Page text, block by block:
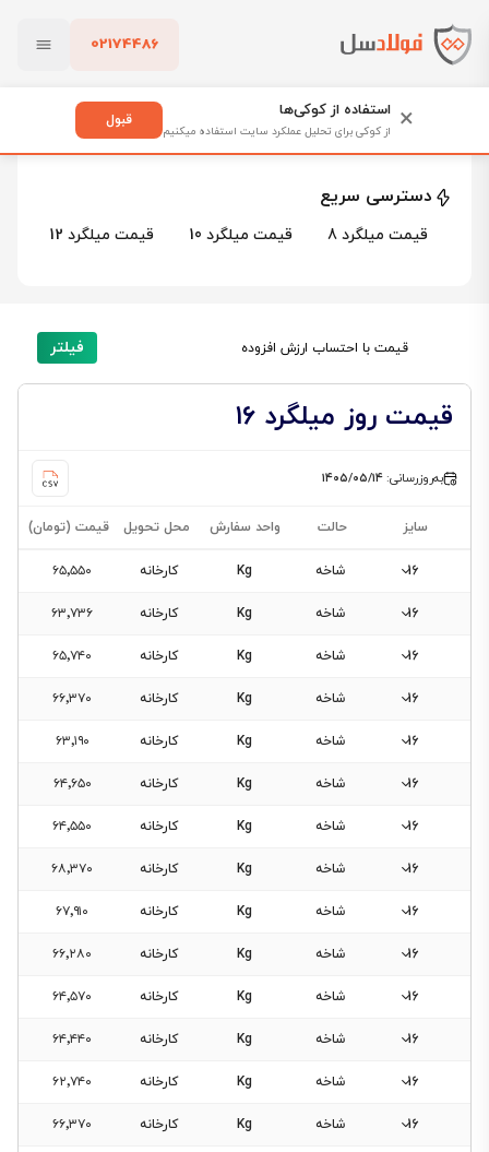
02174486
پاک کردن
فولادسل قیمت میلگرد ۱۶
قیمت میلگرد ۱۶
دسترسی سریع
قیمت میلگرد 8 قیمت میلگرد 10 قیمت میلگرد 12
قیمت با احتساب ارزش افزوده فیلتر
دسته‌بندی
ندارد.
قیمت روز میلگرد ۱۶
به‌روزرسانی:۱۴۰۵/۰۵/۱۴
سایز حالت واحد سفارش محل تحویل قیمت (تومان)
16 شاخه Kg کارخانه ۶۵٬۵۵۰
16 شاخه Kg کارخانه ۶۳٬۷۳۶
16 شاخه Kg کارخانه ۶۵٬۷۴۰
16 شاخه Kg کارخانه ۶۶٬۳۷۰
16 شاخه Kg کارخانه ۶۳٬۱۹۰
16 شاخه Kg کارخانه ۶۴٬۶۵۰
16 شاخه Kg کارخانه ۶۴٬۵۵۰
16 شاخه Kg کارخانه ۶۸٬۳۷۰
16 شاخه Kg کارخانه ۶۷٬۹۱۰
16 شاخه Kg کارخانه ۶۶٬۲۸۰
16 شاخه Kg کارخانه ۶۴٬۵۷۰
16 شاخه Kg کارخانه ۶۴٬۴۴۰
16 شاخه Kg کارخانه ۶۲٬۷۴۰
16 شاخه Kg کارخانه ۶۶٬۳۷۰
× استفاده از کوکی‌ها
از کوکی برای تحلیل عملکرد سایت استفاده میکنیم
قبول